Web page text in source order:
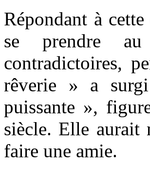
Répondant à
se prendre
contradictoires,
rêverie » a
puissante »,
siècle. Elle aurait
faire une amie.